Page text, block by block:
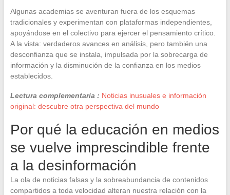
Algunas academias se aventuran fuera de los esquemas
tradicionales y experimentan con plataformas independientes,
apoyándose en el colectivo para ejercer el pensamiento crítico.
A la vista: verdaderos avances en análisis, pero también una
desconfianza que se instala, impulsada por la sobrecarga de
información y la disminución de la confianza en los medios
establecidos.
Lectura complementaria : Noticias inusuales e información
original: descubre otra perspectiva del mundo
Por qué la educación en medios
se vuelve imprescindible frente
a la desinformación
La ola de noticias falsas y la sobreabundancia de contenidos
compartidos a toda velocidad alteran nuestra relación con la